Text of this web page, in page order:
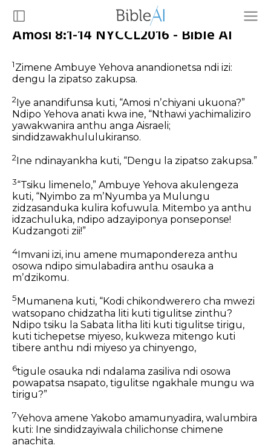
Amosi 8:1-14 NYCCL2016 - Bible AI
1Zimene Ambuye Yehova anandionetsa ndi izi:
dengu la zipatso zakupsa.
2 Iye anandifunsa kuti, “Amosi nʼchiyani ukuona?”
Ndipo Yehova anati kwa ine, “Nthawi yachimaliziro
yawakwanira anthu anga Aisraeli;
sindidzawakhululukiranso.
2 Ine ndinayankha kuti, “Dengu la zipatso zakupsa.”
3“Tsiku limenelo,” Ambuye Yehova akulengeza
kuti, “Nyimbo za mʼNyumba ya Mulungu
zidzasanduka kulira kofuwula. Mitembo ya anthu
idzachuluka, ndipo adzayiponya ponseponse!
Kudzangoti zii!”
4 Imvani izi, inu amene mumapondereza anthu
osowa ndipo simulabadira anthu osauka a
mʼdzikomu.
5 Mumanena kuti, “Kodi chikondwerero cha mwezi
watsopano chidzatha liti kuti tigulitse zinthu?
Ndipo tsiku la Sabata litha liti kuti tigulitse tirigu,
kuti tichepetse miyeso, kukweza mitengo kuti
tibere anthu ndi miyeso ya chinyengo,
6tigule osauka ndi ndalama zasiliva ndi osowa
powapatsa nsapato, tigulitse ngakhale mungu wa
tirigu?”
7Yehova amene Yakobo amamunyadira, walumbira
kuti: Ine sindidzayiwala chilichonse chimene
anachita.